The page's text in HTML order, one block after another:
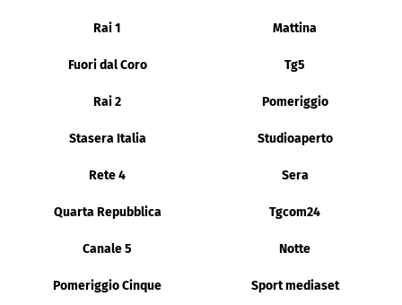
Rai 1 Mattina
Fuori dal Coro Tg5
Rai 2 Pomeriggio
Stasera Italia Studioaperto
Rete 4 Sera
Quarta Repubblica Tgcom24
Canale 5 Notte
Pomeriggio Cinque Sport mediaset